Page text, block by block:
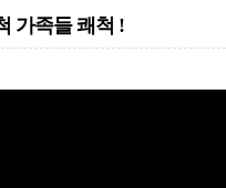
가족들 쾌척 !